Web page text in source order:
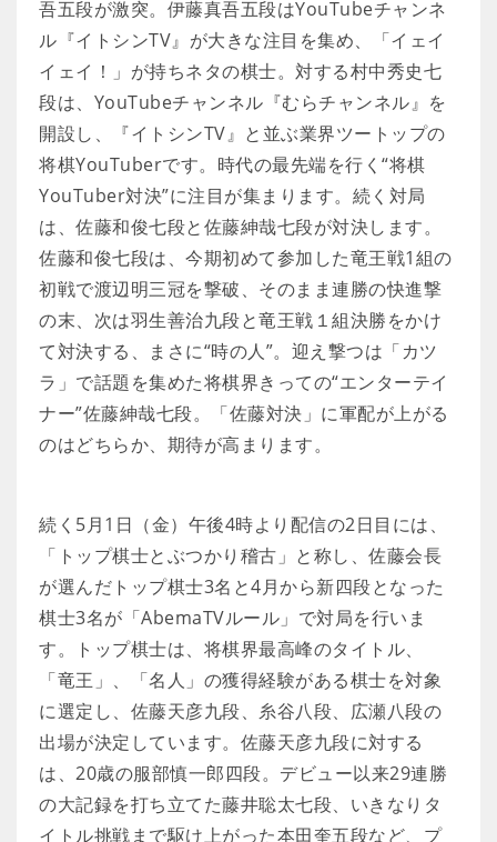
吾五段が激突。伊藤真吾五段はYouTubeチャンネ
ル『イトシンTV』が大きな注目を集め、「イェイ
イェイ！」が持ちネタの棋士。対する村中秀史七
段は、YouTubeチャンネル『むらチャンネル』を
開設し、『イトシンTV』と並ぶ業界ツートップの
将棋YouTuberです。時代の最先端を行く“将棋
YouTuber対決”に注目が集まります。続く対局
は、佐藤和俊七段と佐藤紳哉七段が対決します。
佐藤和俊七段は、今期初めて参加した竜王戦1組の
初戦で渡辺明三冠を撃破、そのまま連勝の快進撃
の末、次は羽生善治九段と竜王戦１組決勝をかけ
て対決する、まさに“時の人”。迎え撃つは「カツ
ラ」で話題を集めた将棋界きっての“エンターテイ
ナー”佐藤紳哉七段。「佐藤対決」に軍配が上がる
のはどちらか、期待が高まります。
続く5月1日（金）午後4時より配信の2日目には、
「トップ棋士とぶつかり稽古」と称し、佐藤会長
が選んだトップ棋士3名と4月から新四段となった
棋士3名が「AbemaTVルール」で対局を行いま
す。トップ棋士は、将棋界最高峰のタイトル、
「竜王」、「名人」の獲得経験がある棋士を対象
に選定し、佐藤天彦九段、糸谷八段、広瀬八段の
出場が決定しています。佐藤天彦九段に対する
は、20歳の服部慎一郎四段。デビュー以来29連勝
の大記録を打ち立てた藤井聡太七段、いきなりタ
イトル挑戦まで駆け上がった本田奎五段など、プ